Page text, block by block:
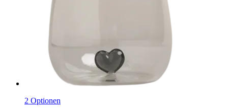
2 Optionen